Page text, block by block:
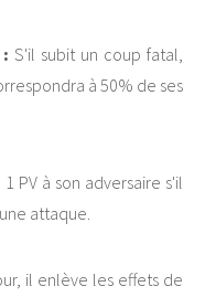
S'il subit un coup fatal,
à 50% de ses
PV à son adversaire s'il
attaque.
il enlève les effets de